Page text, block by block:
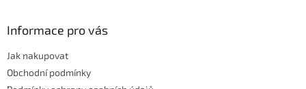
Informace pro vás
Jak nakupovat
Obchodní podmínky